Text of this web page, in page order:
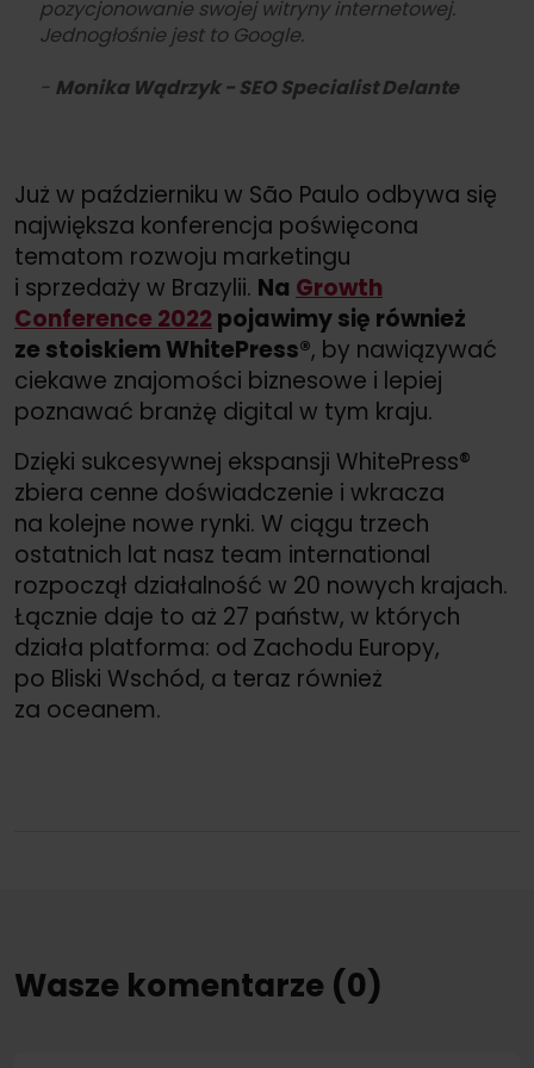
pozycjonowanie swojej witryny internetowej.
Jednogłośnie jest to Google.
- Monika Wądrzyk - SEO Specialist Delante
Już w październiku w São Paulo odbywa się
największa konferencja poświęcona
tematom rozwoju marketingu
i sprzedaży w Brazylii. Na Growth
Conference 2022pojawimy się również
ze stoiskiem WhitePress®, by nawiązywać
ciekawe znajomości biznesowe i lepiej
poznawać branżę digital w tym kraju.
Dzięki sukcesywnej ekspansji WhitePress®
zbiera cenne doświadczenie i wkracza
na kolejne nowe rynki. W ciągu trzech
ostatnich lat nasz team international
rozpoczął działalność w 20 nowych krajach.
Łącznie daje to aż 27 państw, w których
działa platforma: od Zachodu Europy,
po Bliski Wschód, a teraz również
za oceanem.
Wasze komentarze (0)